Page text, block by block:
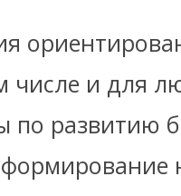
числе и для
по развитию